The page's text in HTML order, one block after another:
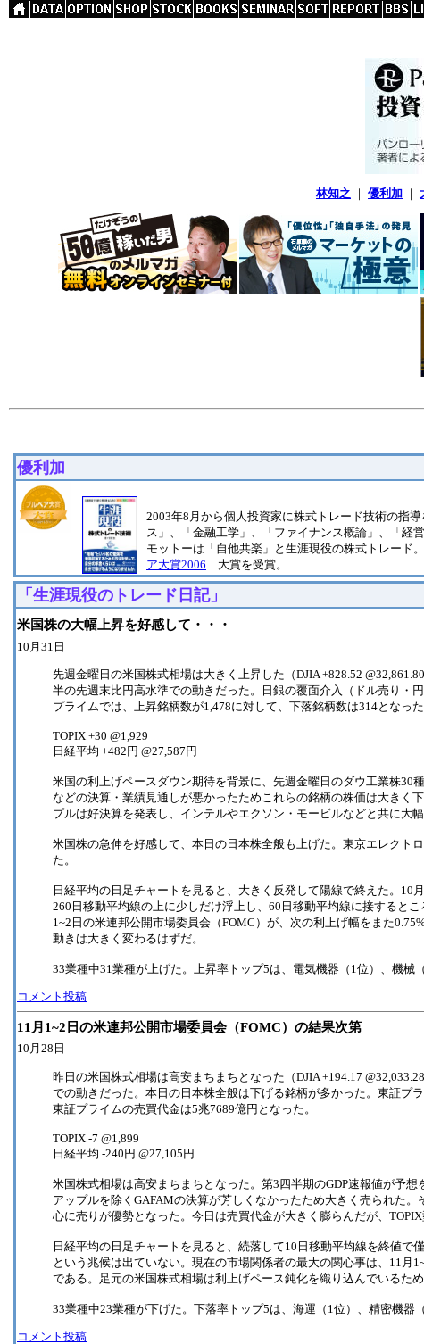
林知之 ｜ 優利加 ｜
優利加
2003年8月から個人投資家に株式トレード技術の指
ス」、「金融工学」、「ファイナンス概論」、「経
モットーは「自他共楽」と生涯現役の株式トレード
ア大賞2006 大賞を受賞。
「生涯現役のトレード日記」
米国株の大幅上昇を好感して・・・
10月31日
先週金曜日の米国株式相場は大きく上昇した（DJIA +828.52
半の先週末比円高水準での動きだった。日銀の覆面介入（ドル売り・
プライムでは、上昇銘柄数が1,478に対して、下落銘柄数は314となっ
TOPIX +30 @1,929
日経平均 +482円 @27,587円
米国の利上げペースダウン期待を背景に、先週金曜日のダウ工業株30
などの決算・業績見通しが悪かったためこれらの銘柄の株価は大きく
プルは好決算を発表し、インテルやエクソン・モービルなどと共に大
米国株の急伸を好感して、本日の日本株全般も上げた。東京エレクト
た。
日経平均の日足チャートを見ると、大きく反発して陽線で終えた。
260日移動平均線の上に少しだけ浮上し、60日移動平均線に接すると
1~2日の米連邦公開市場委員会（FOMC）が、次の利上げ幅をまた
動きは大きく変わるはずだ。
33業種中31業種が上げた。上昇率トップ5は、電気機器（1位）、機械
コメント投稿
11月1~2日の米連邦公開市場委員会（FOMC）の結果次第
10月28日
昨日の米国株式相場は高安まちまちとなった（DJIA +194.17
での動きだった。本日の日本株全般は下げる銘柄が多かった。東証プ
東証プライムの売買代金は5兆7689億円となった。
TOPIX -7 @1,899
日経平均 -240円 @27,105円
米国株式相場は高安まちまちとなった。第3四半期のGDP速報値が予想
アップルを除くGAFAMの決算が芳しくなかったため大きく売られた
心に売りが優勢となった。今日は売買代金が大きく膨らんだが、
日経平均の日足チャートを見ると、続落して10日移動平均線を終値
という兆候は出ていない。現在の市場関係者の最大の関心事は、11
である。足元の米国株式相場は利上げペース鈍化を織り込んでいるた
33業種中23業種が下げた。下落率トップ5は、海運（1位）、精密機器
コメント投稿